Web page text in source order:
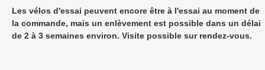
Les vélos d'essai peuvent encore être à l'essai au moment de
la commande, mais un enlèvement est possible dans un délai
de 2 à 3 semaines environ. Visite possible sur rendez-vous.